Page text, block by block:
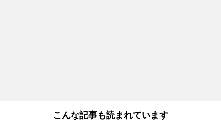
こんな記事も読まれています